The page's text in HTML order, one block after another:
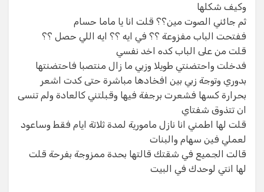
وكيف شكلها
ثم جائني الصوت مين؟؟ قلت انا يا ماما حسام
ففتحت الباب مفزوعة ؟؟ في ايه ؟؟ ايه اللي حصل ؟؟
قلت من على الباب كده اخد نفسي
فدخلت واحتضنتي طويلا وزبي ما زال منتصبا فاحتضنتها
بدوري وتوجة زبي بين افخادها مباشرة حتى كدت اشعر
بحرارة كسها فشعرت برجفة فيها وقبلتني كالعادة ولم تنسى
ان تتذوق شفتاي
قلت لها اطمني انا نازل مامورية لمدة ثلاتة ايام فقط وساعود
لعملي فين سهام والبنات
قالت الجميع في شقتك قالتها بحدة ممزوجة بفرحة قلت
لها انتي لوحدك في البيت